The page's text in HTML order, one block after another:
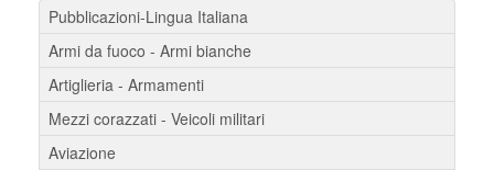
Pubblicazioni-Lingua Italiana
Armi da fuoco - Armi bianche
Artiglieria - Armamenti
Mezzi corazzati - Veicoli militari
Aviazione